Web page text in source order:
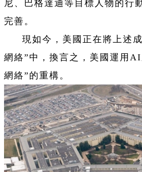
尼、巴格達迪等目標人物的行
完善。
現如今，美國正在將上述
網絡”中，換言之，美國運用
網絡”的重構。